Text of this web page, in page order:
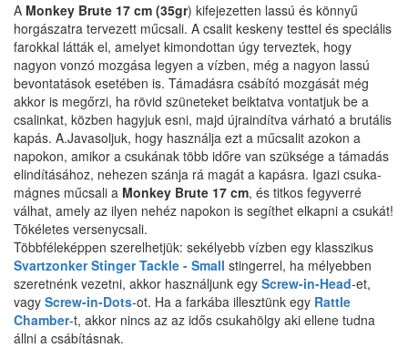
A Monkey Brute 17 cm (35gr) kifejezetten lassú és könnyű
horgászatra tervezett műcsali. A csalit keskeny testtel és speciális
farokkal látták el, amelyet kimondottan úgy terveztek, hogy
nagyon vonzó mozgása legyen a vízben, még a nagyon lassú
bevontatások esetében is. Támadásra csábító mozgását még
akkor is megőrzi, ha rövid szüneteket beiktatva vontatjuk be a
csalinkat, közben hagyjuk esni, majd újraindítva várható a brutális
kapás. A.Javasoljuk, hogy használja ezt a műcsalit azokon a
napokon, amikor a csukának több időre van szüksége a támadás
elindításához, nehezen szánja rá magát a kapásra. Igazi csuka-
mágnes műcsali a Monkey Brute 17 cm, és titkos fegyverré
válhat, amely az ilyen nehéz napokon is segíthet elkapni a csukát!
Tökéletes versenycsali.
Többféleképpen szerelhetjük: sekélyebb vízben egy klasszikus
Svartzonker Stinger Tackle - Small stingerrel, ha mélyebben
szeretnénk vezetni, akkor használjunk egy Screw-in-Head-et,
vagy Screw-in-Dots-ot. Ha a farkába illesztünk egy Rattle
Chamber-t, akkor nincs az az idős csukahölgy aki ellene tudna
állni a csábításnak.